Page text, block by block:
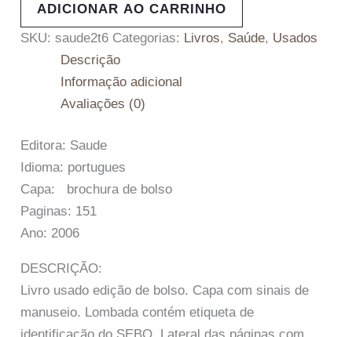
ADICIONAR AO CARRINHO
SKU:saude2t6 Categorias: Livros, Saúde, Usados
Descrição
Informação adicional
Avaliações (0)
Editora: Saude
Idioma: portugues
Capa: brochura de bolso
Paginas: 151
Ano: 2006
DESCRIÇÃO:
Livro usado edição de bolso. Capa com sinais de
manuseio. Lombada contém etiqueta de